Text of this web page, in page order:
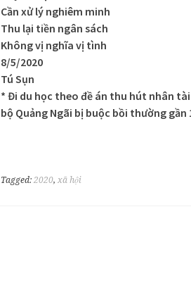
Cần xử lý nghiêm minh
Thu lại tiền ngân sách
Không vị nghĩa vị tình
8/5/2020
Tú Sụn
* Đi du học theo đề án thu hút nhân
bộ Quảng Ngãi bị buộc bồi thường
Tagged: 2020, xã hội